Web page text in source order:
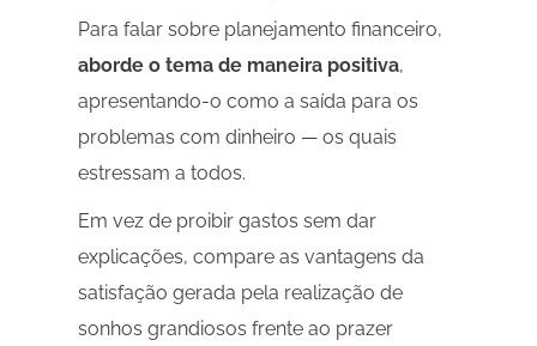
Para falar sobre planejamento financeiro,
aborde o tema de maneira positiva,
apresentando-o como a saída para os
problemas com dinheiro — os quais
estressam a todos.
Em vez de proibir gastos sem dar
explicações, compare as vantagens da
satisfação gerada pela realização de
sonhos grandiosos frente ao prazer